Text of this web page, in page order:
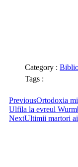
Category :
Tags :
PreviousOrtodoxia
Ulfila la evreul
NextUltimii martori